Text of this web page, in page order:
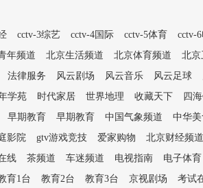
cctv-3综艺 cctv-4国际 cctv-5体育
cctv-
年频道 北京生活频道 北京体育频道
北京
法律服务 风云剧场 风云音乐 风云足球
学苑 时代家居 世界地理 收藏天下
四
早期教育 早期教育 中国气象频道
中华
影院 gtv游戏竞技 爱家购物
北京财经频道
线 茶频道 车迷频道 电视指南
电子体育
育1台 教育2台 教育3台 京视剧场
考试